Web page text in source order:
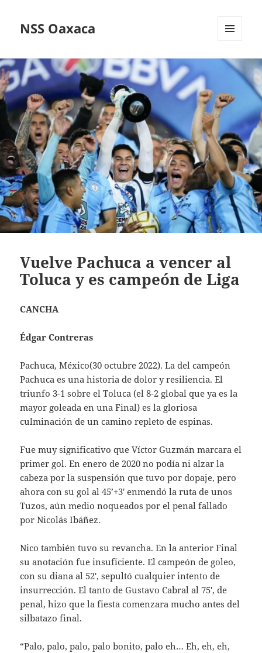
NSS Oaxaca
WIDGETS
Vuelve Pachuca a vencer al
Toluca y es campeón de Liga
CANCHA
Édgar Contreras
Pachuca, México(30 octubre 2022). La del campeón
Pachuca es una historia de dolor y resiliencia. El
triunfo 3-1 sobre el Toluca (el 8-2 global que ya es la
mayor goleada en una Final) es la gloriosa
culminación de un camino repleto de espinas.
Fue muy significativo que Víctor Guzmán marcara el
primer gol. En enero de 2020 no podía ni alzar la
cabeza por la suspensión que tuvo por dopaje, pero
ahora con su gol al 45’+3′ enmendó la ruta de unos
Tuzos, aún medio noqueados por el penal fallado
por Nicolás Ibáñez.
Nico también tuvo su revancha. En la anterior Final
su anotación fue insuficiente. El campeón de goleo,
con su diana al 52′, sepultó cualquier intento de
insurrección. El tanto de Gustavo Cabral al 75′, de
penal, hizo que la fiesta comenzara mucho antes del
silbatazo final.
“Palo, palo, palo, palo bonito, palo eh… Eh, eh, eh,